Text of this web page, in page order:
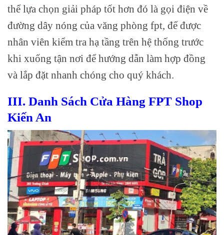
thể lựa chọn giải pháp tốt hơn đó là gọi điện về
đường dây nóng của văng phòng fpt, để được
nhân viên kiểm tra hạ tầng trên hệ thống trước
khi xuống tận nơi để hướng dẫn làm hợp đồng
và lắp đặt nhanh chóng cho quý khách.
III. Danh Sách Cửa Hàng FPT Shop
Kiến An